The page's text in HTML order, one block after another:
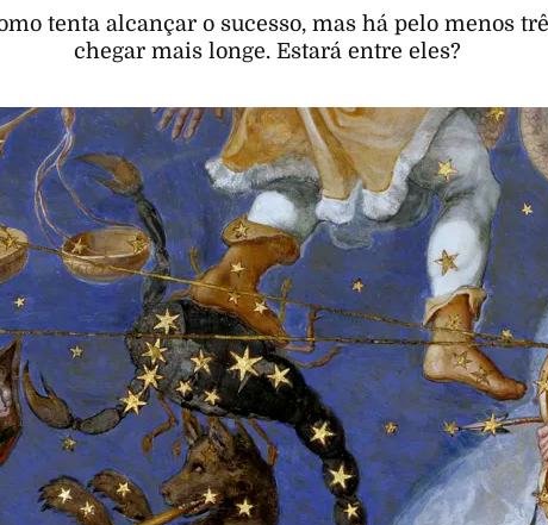
tenta alcançar o sucesso, mas há pelo menos
chegar mais longe. Estará entre eles?